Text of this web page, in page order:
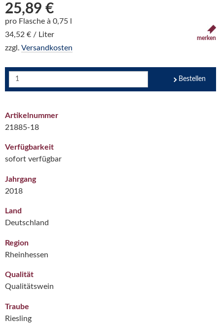
25,89 €
pro Flasche à 0,75 l
34,52 € / Liter
zzgl. Versandkosten
merken
Bestellen
Artikelnummer
21885-18
Verfügbarkeit
sofort verfügbar
Jahrgang
2018
Land
Deutschland
Region
Rheinhessen
Qualität
Qualitätswein
Traube
Riesling